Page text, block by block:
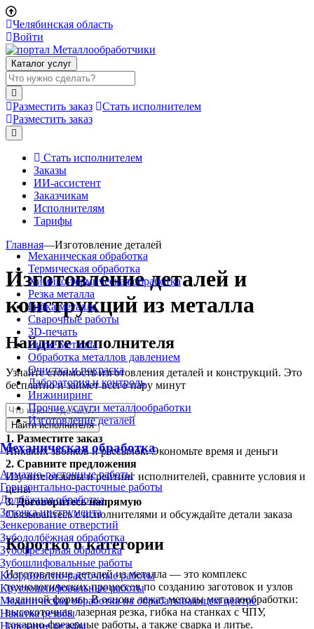
Челябинская область
Войти
Каталог услуг
Разместить заказ
Стать исполнителем
Разместить заказ
Стать исполнителем
Заказы
ИИ-ассистент
Заказчикам
Исполнителям
Тарифы
Механическая обработка
Термическая обработка
Химико-термическая обработка
Резка металла
Гибка металла
Сварочные работы
3D-печать
Литьё металла
Обработка металлов давлением
Очистка и покраска
Лаборатория и контроль
Инжиниринг
Прочие услуги металлообработки
Изготовление деталей
Механическая обработка
Алмазно-расточные работы
Горизонтально-расточные работы
Долбёжная обработка
Заточка инструмента
Зенкерование отверстий
Зубодолбёжная обработка
Зубофрезерная обработка
Зубошлифовальные работы
Координатно-расточные работы
Круглошлифовальные работы
Механическая обработка на обрабатывающем центре
Накатка резьбы
Нарезание резьбы
Главная—Изготовление деталей
Изготовление деталей и
конструкций из металла
Найдите исполнителя
Узнайте стоимость изготовления деталей и конструкций. Это
бесплатно и займет всего пару минут
Найти исполнителя
1. Разместите заказ
Никаких звонков и рассылок. Экономьте время и деньги
2. Сравните предложения
Изучите отзывы и рейтинг исполнителей, сравните условия и
цены
3.Договоритесь напрямую
Связывайтесь с исполнителями и обсуждайте детали заказа
Коротко о категории
Изготовление деталей из металла — это комплекс
технологических процессов по созданию заготовок и узлов
заданной формы. В основе лежат методы металлообработки:
высокоточная лазерная резка, гибка на станках с ЧПУ,
токарно-фрезерные работы, а также сварка и литье.